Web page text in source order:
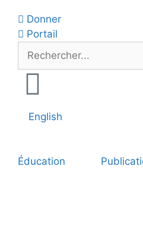
Donner
Portail
English
Éducation